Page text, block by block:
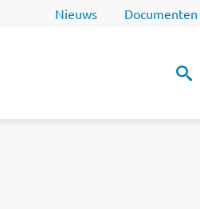
Nieuws Documenten